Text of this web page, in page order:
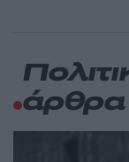
άρθρα